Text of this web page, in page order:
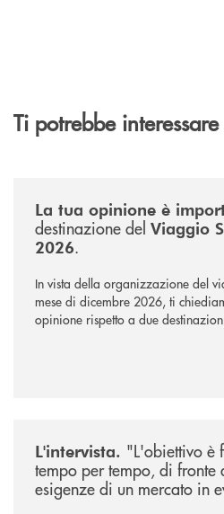
Ti potrebbe
La tua opinione è
destinazione del Viaggio
2026.
In vista della organizzazione del
mese di dicembre 2026, ti
opinione rispetto a due
L'intervista. "L'obiettivo è
tempo per tempo, di fronte
esigenze di un mercato in